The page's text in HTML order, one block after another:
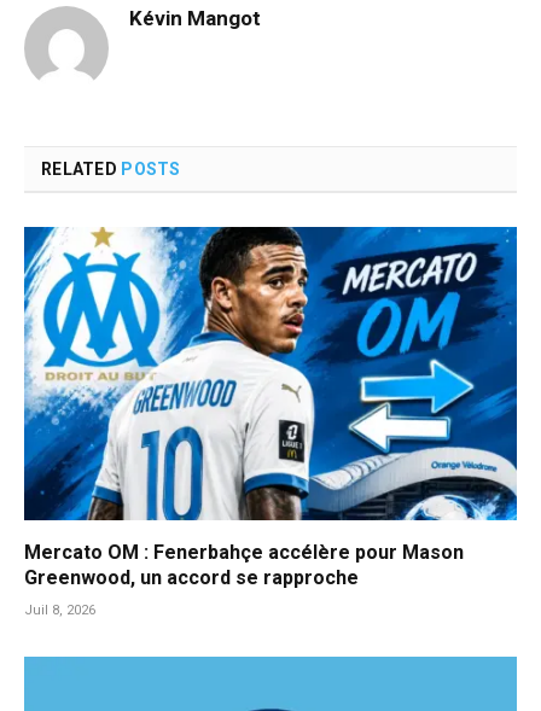
Kévin Mangot
RELATED POSTS
Mercato OM : Fenerbahçe accélère pour Mason
Greenwood, un accord se rapproche
Juil 8, 2026